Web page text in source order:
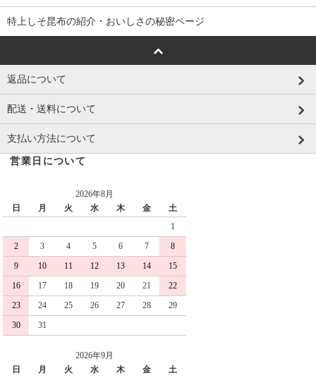
特上しそ昆布の紹介・おいしさの秘密ページ
返品について
配送・送料について
支払い方法について
営業日について
2026年8月
日
月 火 水 木 金
土
1
2
3 4 5 6 7
8
9
10 11 12 13 14
15
16
17 18 19 20 21
22
23
24 25 26 27 28
29
30
31
2026年9月
日
月 火 水 木 金
土